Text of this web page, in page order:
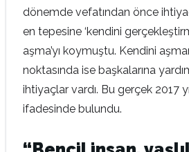
dönemde vefatından önce
en tepesine ‘kendini
aşma’yı koymuştu. Kendini
noktasında ise başkalarına
ihtiyaçlar vardı. Bu gerçek 2017
ifadesinde bulundu.